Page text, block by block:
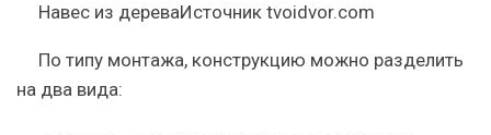
Навес из дереваИсточник tvoidvor.com
По типу монтажа, конструкцию можно разделить
на два вида: